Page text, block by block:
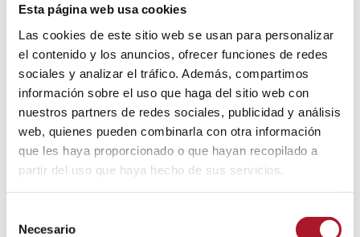
Esta página web usa cookies
Las cookies de este sitio web se usan para personalizar
el contenido y los anuncios, ofrecer funciones de redes
sociales y analizar el tráfico. Además, compartimos
información sobre el uso que haga del sitio web con
nuestros partners de redes sociales, publicidad y análisis
web, quienes pueden combinarla con otra información
que les haya proporcionado o que hayan recopilado a
partir del uso que haya hecho de sus servicios.
Necesario
sociological research(1) sociological studies
Recent Posts
Sociological studies to understand trends and the
consumer
The role of Natural Language Processing (NLP) in the
evolution of market research